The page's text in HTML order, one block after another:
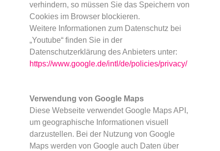
verhindern, so müssen Sie das Speichern von
Cookies im Browser blockieren.
Weitere Informationen zum Datenschutz bei
„Youtube“ finden Sie in der
Datenschutzerklärung des Anbieters unter:
https://www.google.de/intl/de/policies/privacy/
Verwendung von Google Maps
Diese Webseite verwendet Google Maps API,
um geographische Informationen visuell
darzustellen. Bei der Nutzung von Google
Maps werden von Google auch Daten über